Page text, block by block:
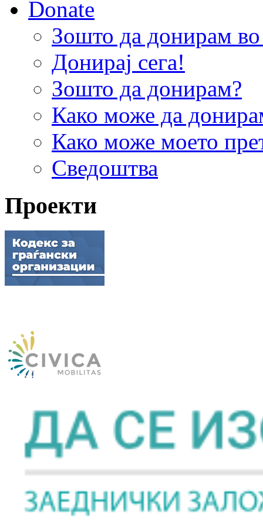
Donate
Зошто да донирам
Донирај сега!
Зошто да донирам?
Како може да
Како може моето
Сведоштва
Проекти